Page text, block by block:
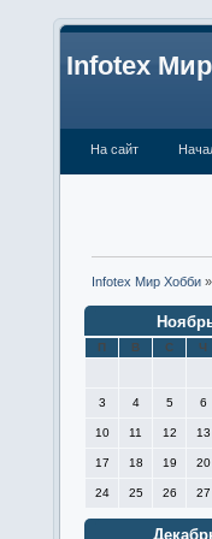
Infotex
На сайт
Infotex Мир Хобби »
П В С Ч
3 4 5 6
10 11 12 13
17 18 19 20
24 25 26 27